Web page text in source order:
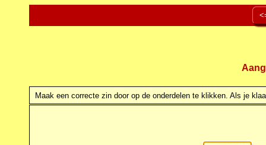
Maak een correcte zin door op de onderdelen te klikken. Als je